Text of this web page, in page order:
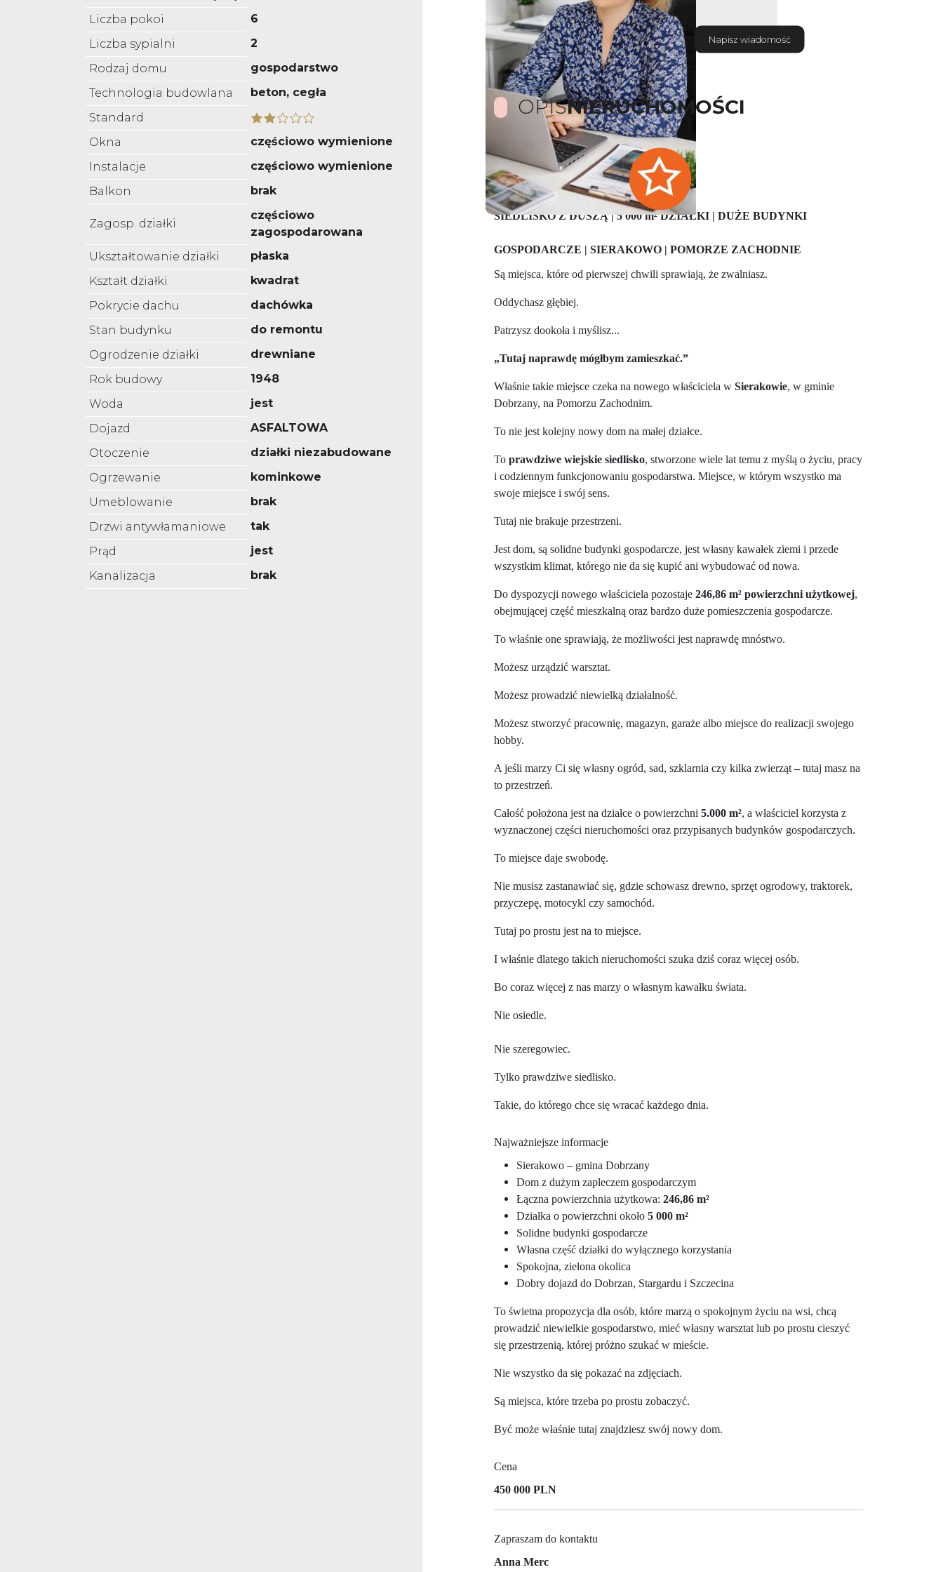
Liczba pokoi
6
Liczba sypialni
2
Rodzaj domu
gospodarstwo
Technologia budowlana
beton, cegła
Standard
Okna
częściowo wymienione
Instalacje
częściowo wymienione
Balkon
brak
Zagosp. działki
częściowo
zagospodarowana
Ukształtowanie działki
płaska
Kształt działki
kwadrat
Pokrycie dachu
dachówka
Stan budynku
do remontu
Ogrodzenie działki
drewniane
Rok budowy
1948
Woda
jest
Dojazd
ASFALTOWA
Otoczenie
działki niezabudowane
Ogrzewanie
kominkowe
Umeblowanie
brak
Drzwi antywłamaniowe
tak
Prąd
jest
Kanalizacja
brak
Napisz wiadomość
OPISNIERUCHOMOŚCI
WYŁĄCZNIE U NAS!
SIEDLISKO Z DUSZĄ | 5 000 m² DZIAŁKI | DUŻE BUDYNKI
GOSPODARCZE | SIERAKOWO | POMORZE ZACHODNIE
Są miejsca, które od pierwszej chwili sprawiają, że zwalniasz.
Oddychasz głębiej.
Patrzysz dookoła i myślisz...
„Tutaj naprawdę mógłbym zamieszkać.”
Właśnie takie miejsce czeka na nowego właściciela w Sierakowie, w gminie
Dobrzany, na Pomorzu Zachodnim.
To nie jest kolejny nowy dom na małej działce.
To prawdziwe wiejskie siedlisko, stworzone wiele lat temu z myślą o życiu, pracy
i codziennym funkcjonowaniu gospodarstwa. Miejsce, w którym wszystko ma
swoje miejsce i swój sens.
Tutaj nie brakuje przestrzeni.
Jest dom, są solidne budynki gospodarcze, jest własny kawałek ziemi i przede
wszystkim klimat, którego nie da się kupić ani wybudować od nowa.
Do dyspozycji nowego właściciela pozostaje 246,86 m² powierzchni użytkowej,
obejmującej część mieszkalną oraz bardzo duże pomieszczenia gospodarcze.
To właśnie one sprawiają, że możliwości jest naprawdę mnóstwo.
Możesz urządzić warsztat.
Możesz prowadzić niewielką działalność.
Możesz stworzyć pracownię, magazyn, garaże albo miejsce do realizacji swojego
hobby.
A jeśli marzy Ci się własny ogród, sad, szklarnia czy kilka zwierząt – tutaj masz na
to przestrzeń.
Całość położona jest na działce o powierzchni 5.000 m², a właściciel korzysta z
wyznaczonej części nieruchomości oraz przypisanych budynków gospodarczych.
To miejsce daje swobodę.
Nie musisz zastanawiać się, gdzie schowasz drewno, sprzęt ogrodowy, traktorek,
przyczepę, motocykl czy samochód.
Tutaj po prostu jest na to miejsce.
I właśnie dlatego takich nieruchomości szuka dziś coraz więcej osób.
Bo coraz więcej z nas marzy o własnym kawałku świata.
Nie osiedle.
Nie szeregowiec.
Tylko prawdziwe siedlisko.
Takie, do którego chce się wracać każdego dnia.
Najważniejsze informacje
Sierakowo – gmina Dobrzany
Dom z dużym zapleczem gospodarczym
Łączna powierzchnia użytkowa: 246,86 m²
Działka o powierzchni około 5 000 m²
Solidne budynki gospodarcze
Własna część działki do wyłącznego korzystania
Spokojna, zielona okolica
Dobry dojazd do Dobrzan, Stargardu i Szczecina
To świetna propozycja dla osób, które marzą o spokojnym życiu na wsi, chcą
prowadzić niewielkie gospodarstwo, mieć własny warsztat lub po prostu cieszyć
się przestrzenią, której próżno szukać w mieście.
Nie wszystko da się pokazać na zdjęciach.
Są miejsca, które trzeba po prostu zobaczyć.
Być może właśnie tutaj znajdziesz swój nowy dom.
Cena
450 000 PLN
Zapraszam do kontaktu
Anna Merc